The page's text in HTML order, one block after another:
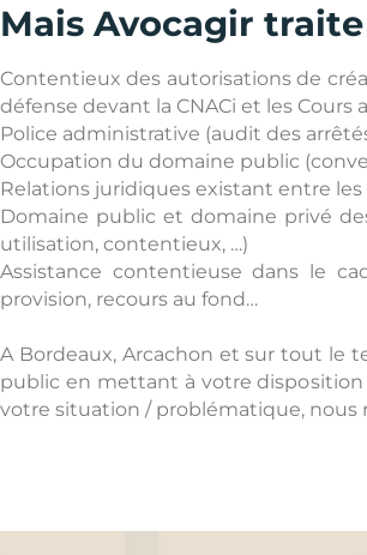
Mais Avocagir
Contentieux des autorisations de
défense devant la CNACi et les
Police administrative (audit des
Occupation du domaine public
Relations juridiques existant entre
Domaine public et domaine privé
utilisation, contentieux, …)
Assistance contentieuse dans le
provision, recours au fond…
A Bordeaux, Arcachon et sur tout le
public en mettant à votre disposition
votre situation / problématique, nous